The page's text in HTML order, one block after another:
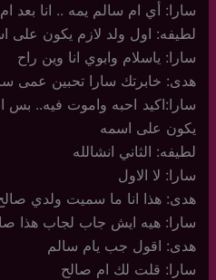
سارا: أي ام سالم يمه .. انا بعد
لطيفه: اول ولد لازم يكون على
سارا: ياسلام وابوي انا وين راح
هدى: خابرتك سارا تحبين عمى
سارا:اكيد احبه واموت فيه.. بس
يكون على اسمه
لطيفه: الثاني انشالله
سارا: لا الاول
هدى: هذا انا ما سميت ولدي
سارا: هيه ايش جاب لجاب هذا
هدى: اقول جب يام سالم
سارا: قلت لك ام صالح